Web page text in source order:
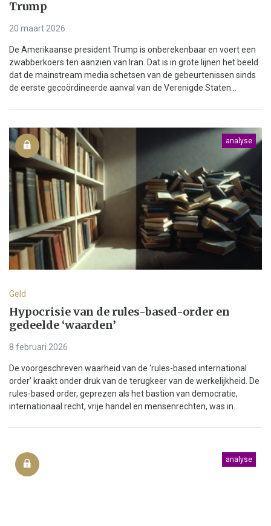
Trump
20 maart 2026
De Amerikaanse president Trump is onberekenbaar en voert een
zwabberkoers ten aanzien van Iran. Dat is in grote lijnen het beeld
dat de mainstream media schetsen van de gebeurtenissen sinds
de eerste gecoördineerde aanval van de Verenigde Staten...
analyse
Geld
Hypocrisie van de rules-based-order en
gedeelde ‘waarden’
8 februari 2026
De voorgeschreven waarheid van de ‘rules-based international
order’ kraakt onder druk van de terugkeer van de werkelijkheid. De
rules-based order, geprezen als het bastion van democratie,
internationaal recht, vrije handel en mensenrechten, was in...
analyse